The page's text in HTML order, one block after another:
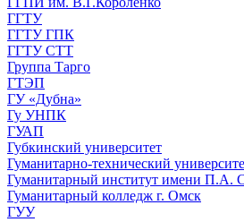
ГГТУ
ГГТУ ГПК
ГГТУ СТТ
Группа Тарго
ГТЭП
ГУ «Дубна»
Гу УНПК
ГУАП
Губкинский университет
Гуманитарно-технический
Гуманитарный институт имени П.А.
Гуманитарный колледж г. Омск
ГУУ